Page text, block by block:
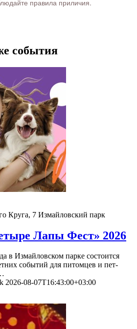
правила приличия.
события
Круга, 7 Измайловский парк
Лапы Фест» 2026
в Измайловском парке состоится
событий для питомцев и пет-
2026-08-07T16:43:00+03:00